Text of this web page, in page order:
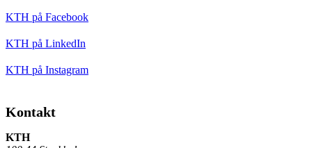
KTH på Facebook
KTH på LinkedIn
KTH på Instagram
Kontakt
KTH